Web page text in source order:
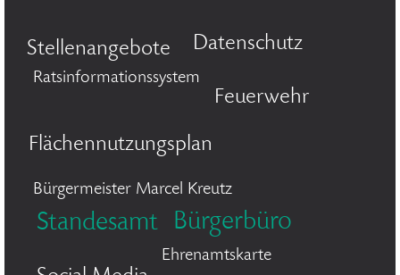
Stellenangebote Datenschutz
Ratsinformationssystem
Feuerwehr
Flächennutzungsplan
Bürgermeister Marcel Kreutz
Standesamt Bürgerbüro
Ehrenamtskarte